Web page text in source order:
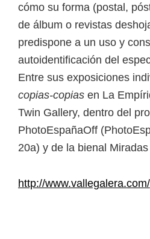
cómo su forma (postal,
de álbum o revistas
predispone a un uso y
autoidentificación del
Entre sus exposiciones
copias-copias en La
Twin Gallery, dentro del
PhotoEspañaOff
20a) y de la bienal
http://www.vallegalera.com/